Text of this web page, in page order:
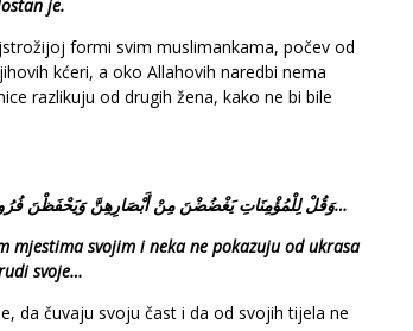
je.
formi svim muslimankama, počev od
kćeri, a oko Allahovih naredbi nema
razlikuju od drugih žena, kako ne bi bile
وَقُلْ لِلْمُؤْمِنَاتِ يَغْضُضْنَ مِنْ أَبْصَارِهِنَّ وَيَحْفَظْنَ فُرُوجَهُنَّ وَلَا يُبْدِينَ زِينَتَهُنَّ إِلاَّ مَا ظَهَرَ مِنْهَا وَلْيَضْرِبْنَ بِخُمُرِهِنَّ عَلَى جُيُوبِهِنَّ…
mjestima svojim i neka ne pokazuju od ukrasa
svoje…
da čuvaju svoju čast i da od svojih tijela ne